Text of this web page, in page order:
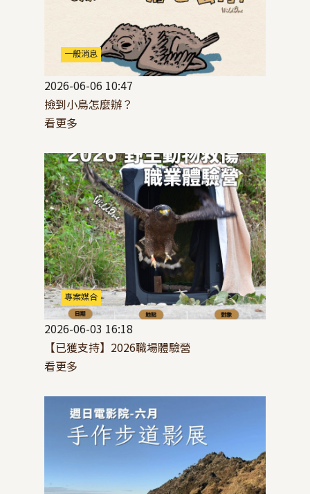
一般消息
2026-06-06 10:47
撿到小鳥怎麼辦？
看更多
專案媒合
2026-06-03 16:18
【已獲支持】2026職場體驗營
看更多